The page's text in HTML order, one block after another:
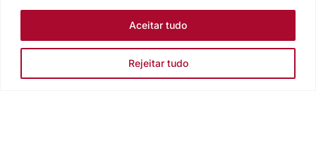
Rejeitar tudo
Aceitar tudo